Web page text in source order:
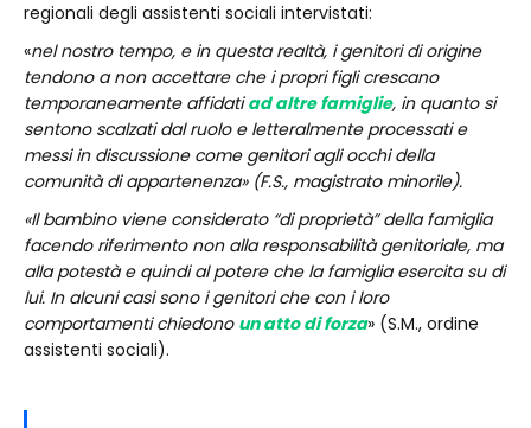
regionali degli assistenti sociali intervistati:
«nel nostro tempo, e in questa realtà, i genitori di origine
tendono a non accettare che i propri figli crescano
temporaneamente affidatiad altre famiglie, in quanto si
sentono scalzati dal ruolo e letteralmente processati e
messi in discussione come genitori agli occhi della
comunità di appartenenza» (F.S., magistrato minorile).
«Il bambino viene considerato “di proprietà” della famiglia
facendo riferimento non alla responsabilità genitoriale, ma
alla potestà e quindi al potere che la famiglia esercita su di
lui. In alcuni casi sono i genitori che con i loro
comportamenti chiedono un atto di forza» (S.M., ordine
assistenti sociali).